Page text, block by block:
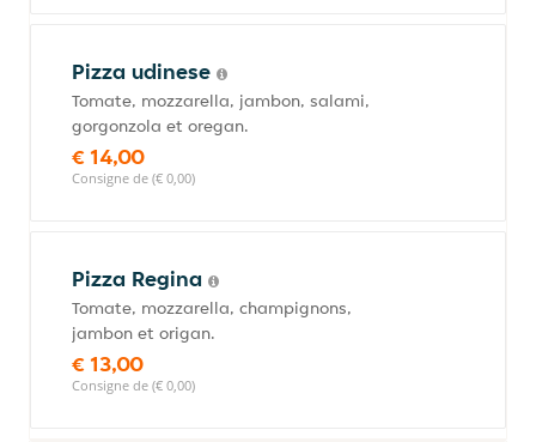
Pizza udinese
Tomate, mozzarella, jambon, salami,
gorgonzola et oregan.
€ 14,00
Consigne de (€ 0,00)
Pizza Regina
Tomate, mozzarella, champignons,
jambon et origan.
€ 13,00
Consigne de (€ 0,00)